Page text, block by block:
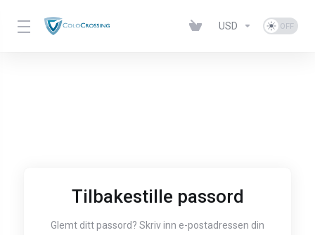
USD
Tilbakestille passord
Glemt ditt passord? Skriv inn e-postadressen din